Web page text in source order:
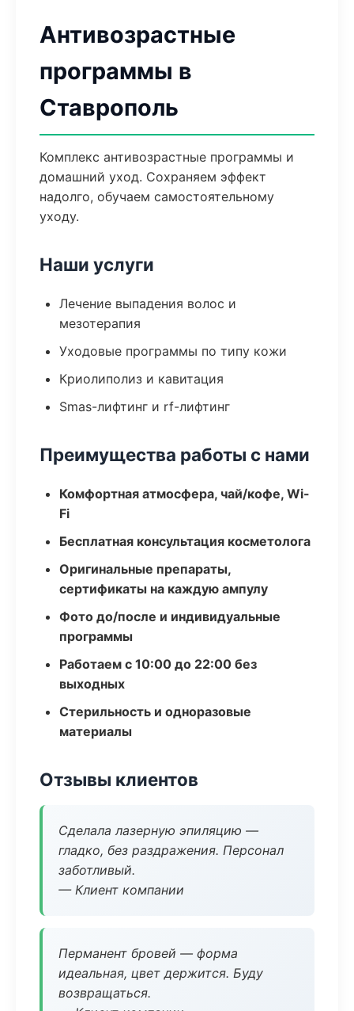
Антивозрастные
программы в
Ставрополь
Комплекс антивозрастные программы и
домашний уход. Сохраняем эффект
надолго, обучаем самостоятельному
уходу.
Наши услуги
Лечение выпадения волос и
мезотерапия
Уходовые программы по типу кожи
Криолиполиз и кавитация
Smas-лифтинг и rf-лифтинг
Преимущества работы с нами
Комфортная атмосфера, чай/кофе, Wi-
Fi
Бесплатная консультация косметолога
Оригинальные препараты,
сертификаты на каждую ампулу
Фото до/после и индивидуальные
программы
Работаем с 10:00 до 22:00 без
выходных
Стерильность и одноразовые
материалы
Отзывы клиентов
Сделала лазерную эпиляцию —
гладко, без раздражения. Персонал
заботливый.
— Клиент компании
Перманент бровей — форма
идеальная, цвет держится. Буду
возвращаться.